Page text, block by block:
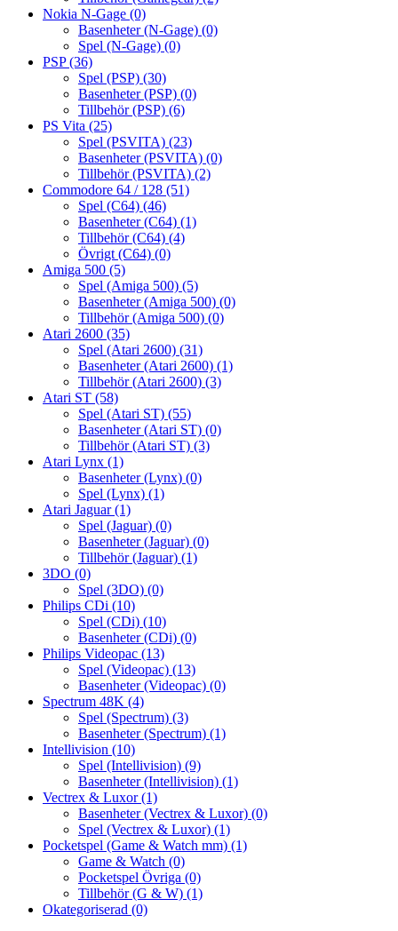
Nokia N-Gage (0)
Basenheter (N-Gage) (0)
Spel (N-Gage) (0)
PSP(36)
Spel (PSP) (30)
Basenheter (PSP) (0)
Tillbehör (PSP) (6)
PS Vita (25)
Spel (PSVITA) (23)
Basenheter (PSVITA) (0)
Tillbehör (PSVITA) (2)
Commodore 64 / 128 (51)
Spel (C64) (46)
Basenheter (C64) (1)
Tillbehör (C64) (4)
Övrigt (C64) (0)
Amiga 500 (5)
Spel (Amiga 500) (5)
Basenheter (Amiga 500) (0)
Tillbehör (Amiga 500) (0)
Atari 2600 (35)
Spel (Atari 2600) (31)
Basenheter (Atari 2600) (1)
Tillbehör (Atari 2600) (3)
Atari ST (58)
Spel (Atari ST) (55)
Basenheter (Atari ST) (0)
Tillbehör (Atari ST) (3)
Atari Lynx (1)
Basenheter (Lynx) (0)
Spel (Lynx) (1)
Atari Jaguar(1)
Spel (Jaguar) (0)
Basenheter (Jaguar) (0)
Tillbehör (Jaguar) (1)
3DO (0)
Spel (3DO) (0)
Philips CDi (10)
Spel (CDi) (10)
Basenheter (CDi) (0)
Philips Videopac (13)
Spel (Videopac) (13)
Basenheter (Videopac) (0)
Spectrum 48K (4)
Spel (Spectrum) (3)
Basenheter (Spectrum) (1)
Intellivision (10)
Spel (Intellivision) (9)
Basenheter (Intellivision) (1)
Vectrex & Luxor(1)
Basenheter (Vectrex & Luxor) (0)
Spel (Vectrex & Luxor) (1)
Pocketspel (Game & Watch mm) (1)
Game & Watch (0)
Pocketspel Övriga (0)
Tillbehör (G & W) (1)
Okategoriserad (0)